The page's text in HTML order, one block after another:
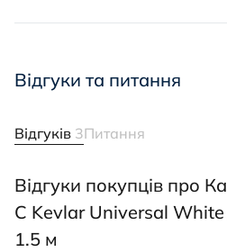
Відгуки та питання
Відгуків 3Питання
Відгуки покупців про
C Kevlar Universal
1.5 м